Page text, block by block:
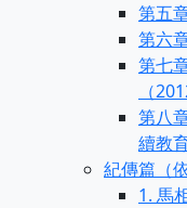
第五
第六
第七
（
第八
續教
紀傳篇（
1. 馬